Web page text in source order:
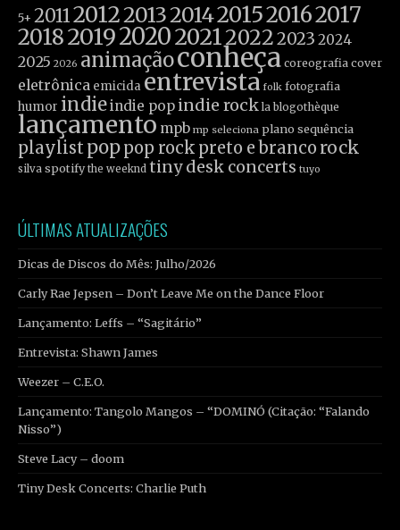
5+ 2011201220132014201520162017
201820192020202120222023 2024
2025 2026 animaçãoconheça coreografia cover
eletrônica emicida entrevista folk fotografia
humor indieindie pop indie rock la blogothèque
lançamento mpb mp seleciona plano sequência
playlist poppop rock preto e branco rock
silva spotify the weeknd tiny desk concerts tuyo
ÚLTIMAS ATUALIZAÇÕES
Dicas de Discos do Mês: Julho/2026
Carly Rae Jepsen – Don’t Leave Me on the Dance Floor
Lançamento: Leffs – “Sagitário”
Entrevista: Shawn James
Weezer – C.E.O.
Lançamento: Tangolo Mangos – “DOMINÓ (Citação: “Falando
Nisso”)
Steve Lacy – doom
Tiny Desk Concerts: Charlie Puth